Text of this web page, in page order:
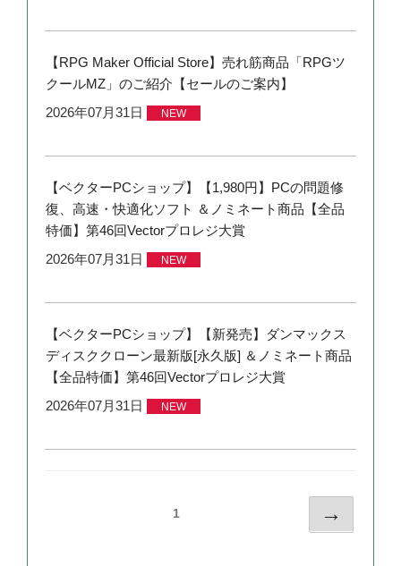
【RPG Maker Official Store】売れ筋商品「RPGツ
クールMZ」のご紹介【セールのご案内】
2026年07月31日
NEW
【ベクターPCショップ】【1,980円】PCの問題修
復、高速・快適化ソフト ＆ノミネート商品【全品
特価】第46回Vectorプロレジ大賞
2026年07月31日
NEW
【ベクターPCショップ】【新発売】ダンマックス
ディスククローン最新版[永久版] ＆ノミネート商品
【全品特価】第46回Vectorプロレジ大賞
2026年07月31日
NEW
1 →